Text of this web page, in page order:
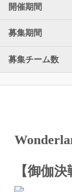
開催期間
募集期間
募集チーム数
【御伽決